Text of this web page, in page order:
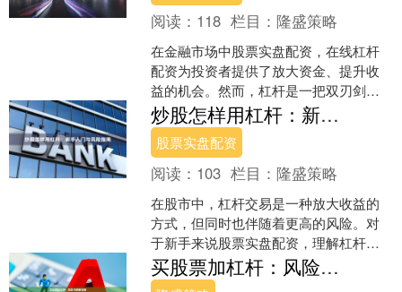
阅读： 118 栏目：隆盛策略
在金融市场中股票实盘配资，在线杠杆
配资为投资者提供了放大资金、提升收
益的机会。然而，杠杆是一把双刃剑，
选股技巧的优劣直接决定了盈亏结果。
本文将分享四大实用的选股....
炒股怎样用杠杆：新手入门与风险指南
股票实盘配资
阅读： 103 栏目：隆盛策略
在股市中，杠杆交易是一种放大收益的
方式，但同时也伴随着更高的风险。对
于新手来说股票实盘配资，理解杠杆的
原理和风险控制至关重要。本文将为您
解析炒股杠杆的基本概念、....
买股票加杠杆：风险与策略详解